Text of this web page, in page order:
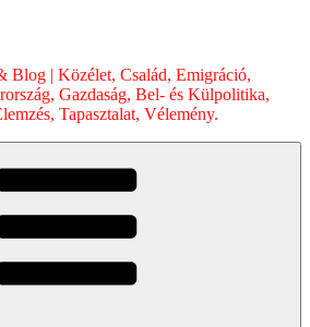
Blog | Közélet, Család, Emigráció,
Gazdaság, Bel- és Külpolitika,
Tapasztalat, Vélemény.